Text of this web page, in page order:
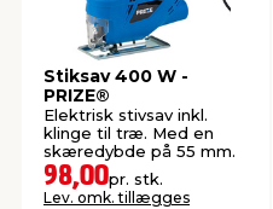
Stiksav 400 W -
PRIZE®
Elektrisk stivsav inkl.
klinge til træ. Med en
skæredybde på 55 mm.
98,00pr. stk.
Lev. omk. tillægges